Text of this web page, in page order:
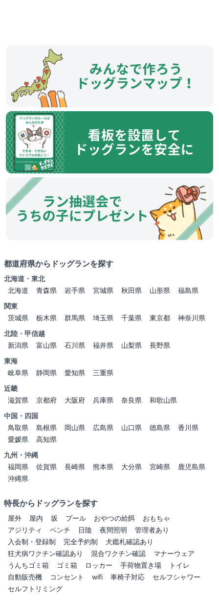
都道府県からドッグランを探す
北海道・東北
北海道
青森県 岩手県 宮城県 秋田県 山形県
福島県
関東
茨城県
栃木県 群馬県 埼玉県 千葉県 東京都
神奈川県
北陸・甲信越
新潟県
富山県 石川県 福井県 山梨県
長野県
東海
岐阜県
静岡県 愛知県
三重県
近畿
滋賀県
京都府 大阪府 兵庫県 奈良県
和歌山県
中国・四国
鳥取県
島根県 岡山県 広島県 山口県 徳島県
香川県
愛媛県
高知県
九州・沖縄
福岡県
佐賀県 長崎県 熊本県 大分県 宮崎県
鹿児島県
沖縄県
特長からドッグランを探す
屋外 屋内 坂 プール おやつの給餌
おもちゃ
アジリティ
ベンチ 日陰 夜間照明
管理者あり
入会制・登録制
完全予約制
犬鑑札確認あり
狂犬病ワクチン確認あり
混合ワクチン確認
マナーウェア
うんちゴミ箱
ゴミ箱 ロッカー 手荷物置き場
トイレ
自動販売機
コンセント wifi 車椅子対応
セルフシャワー
セルフトリミング